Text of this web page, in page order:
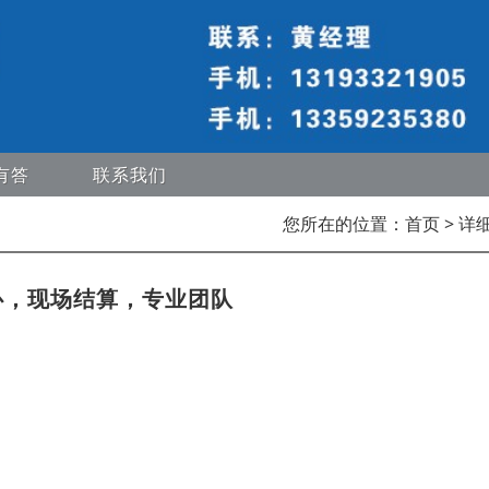
答 联系我们
您所在的位置： 首页> 详
现场结算，专业团队